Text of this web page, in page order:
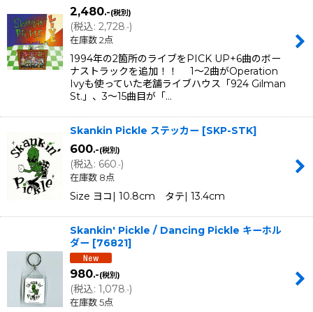
2,480.-(税別)
(税込: 2,728 .-)
在庫数 2点
1994年の2箇所のライブをPICK UP+6曲のボー
ナストラックを追加！！ 1〜2曲がOperation
Ivyも使っていた老舗ライブハウス「924 Gilman
St.」、3〜15曲目が「…
Skankin Pickle ステッカー [SKP-STK]
600.-(税別)
(税込: 660 .-)
在庫数 8点
Size ヨコ| 10.8cm タテ| 13.4cm
Skankin' Pickle / Dancing Pickle キーホル
ダー [76821]
980.-(税別)
(税込: 1,078.-)
在庫数 5点